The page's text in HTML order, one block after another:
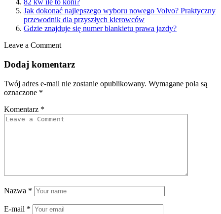
82 kw ile to koni?
Jak dokonać najlepszego wyboru nowego Volvo? Praktyczny
przewodnik dla przyszłych kierowców
Gdzie znajduje się numer blankietu prawa jazdy?
Leave a Comment
Dodaj komentarz
Twój adres e-mail nie zostanie opublikowany. Wymagane pola są
oznaczone *
Komentarz *
Nazwa *
E-mail *